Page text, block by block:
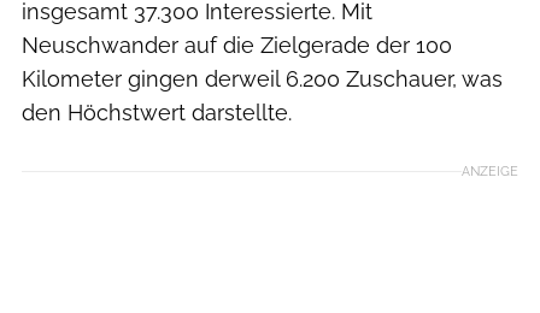
insgesamt 37.300 Interessierte. Mit
Neuschwander auf die Zielgerade der 100
Kilometer gingen derweil 6.200 Zuschauer, was
den Höchstwert darstellte.
ANZEIGE